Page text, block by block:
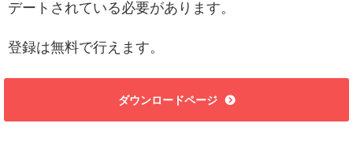
デートされている必要があります。
登録は無料で行えます。
ダウンロードページ